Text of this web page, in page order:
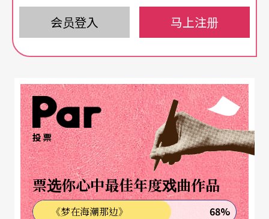
乐」剧团（Forced Entertainment）被英国《卫
报》誉为「英国最优秀的前卫剧场团体」；自一九
八四年成立以来，艾契尔和「强迫娱乐」几乎每年
象，横跨剧场、即场艺术（Live Art）、长时演出
（Durational Performance）、装置艺术、录像及
数位媒体；演出内容则时常涉及身分、政治、性
别、媒体文化与当代都市生活等等。不只是单纯地
实验创作形式，「强迫娱乐」不断地尝试、挑战、
惊喜、找寻剧场与观众之间的对话可能性。
会员登入 马上注册
投票
票选你心中最佳年度戏曲作品
《梦在海潮那边》 68%